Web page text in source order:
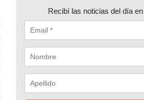
Recibí las noticias del día